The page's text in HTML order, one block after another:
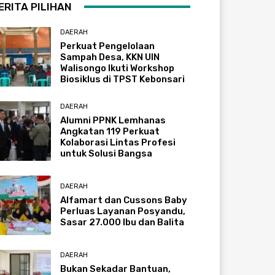
PILIHAN
DAERAH
Perkuat Pengelolaan
Sampah Desa, KKN UIN
Walisongo Ikuti Workshop
Biosiklus di TPST Kebonsari
DAERAH
Alumni PPNK Lemhanas
Angkatan 119 Perkuat
Kolaborasi Lintas Profesi
untuk Solusi Bangsa
DAERAH
Alfamart dan Cussons Baby
Perluas Layanan Posyandu,
Sasar 27.000 Ibu dan Balita
DAERAH
Bukan Sekadar Bantuan,